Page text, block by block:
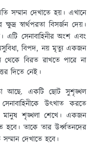
সম্মান দেখাতে হয়। এখানে
স্বার্থপরতা বিসর্জন দেয়।
এটি সেনাবাহিনীর অংশ এবং
অসুবিধা, বিপদ, নয় মৃত্যু একজন
বিরত রাখতে পারে না
দিতে নেই।
আছে. একটি ছোট সুশৃঙ্খল
উৎখাত করতে
মানুষ শৃঙ্খলা শেখে। একজন
হবে। তাকে তার উর্ধ্বতনদের
দেখাতে হবে।